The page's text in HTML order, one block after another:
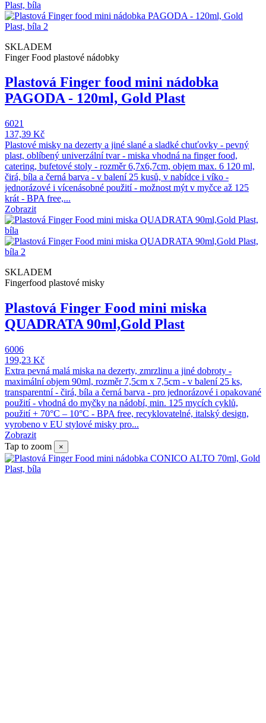
SKLADEM
Finger Food plastové nádobky
Plastová Finger food mini nádobka
PAGODA - 120ml, Gold Plast
6021
137,39 Kč
Plastové misky na dezerty a jiné slané a sladké chuťovky - pevný
plast, oblíbený univerzální tvar - miska vhodná na finger food,
catering, bufetové stoly - rozměr 6,7x6,7cm, objem max. 6 120 ml,
čirá, bíla a černá barva - v balení 25 kusů, v nabídce i víko -
jednorázové i vícenásobné použití - možnost mýt v myčce až 125
krát - BPA free,...
Zobrazit
SKLADEM
Fingerfood plastové misky
Plastová Finger Food mini miska
QUADRATA 90ml,Gold Plast
6006
199,23 Kč
Extra pevná malá miska na dezerty, zmrzlinu a jiné dobroty -
maximální objem 90ml, rozměr 7,5cm x 7,5cm - v balení 25 ks,
transparentní - čirá, bíla a černá barva - pro jednorázové i opakované
použití - vhodná do myčky na nádobí, min. 125 mycích cyklů,
použití + 70°C – 10°C - BPA free, recyklovatelné, italský design,
vyrobeno v EU stylové misky pro...
Zobrazit
Tap to zoom
×